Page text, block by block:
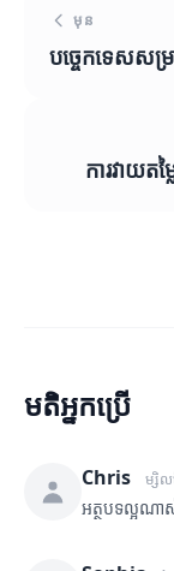
មុន
បច្ចេកទេសសម្រ
ការវាយត
មតិអ្នកប្រើ
Chris ម្សិ
អត្ថបទល្អណា